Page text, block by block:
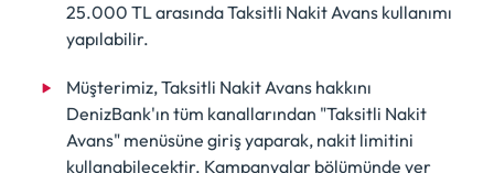
25.000 TL arasında Taksitli Nakit Avans kullanımı
yapılabilir.
Müşterimiz, Taksitli Nakit Avans hakkını
DenizBank'ın tüm kanallarından "Taksitli Nakit
Avans" menüsüne giriş yaparak, nakit limitini
kullanabilecektir. Kampanyalar bölümünde yer